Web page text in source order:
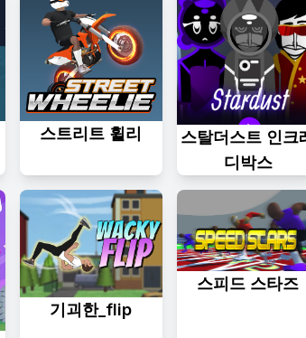
스트리트 휠리
스탈더스트 인크
디박스
기괴한_flip
스피드 스타즈